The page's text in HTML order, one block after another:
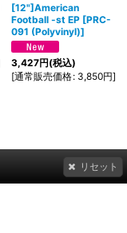
[12"]American
Football -st EP [PRC-
091 (Polyvinyl)]
3,427円(税込)
[通常販売価格: 3,850円]
リセット